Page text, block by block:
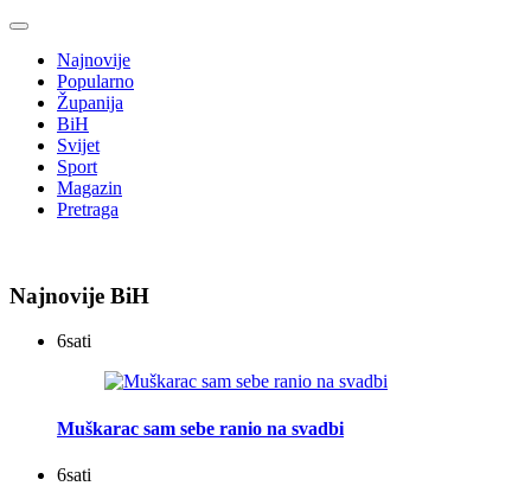
Najnovije
Popularno
Županija
BiH
Svijet
Sport
Magazin
Pretraga
Najnovije BiH
6sati
Muškarac sam sebe ranio na svadbi
6sati